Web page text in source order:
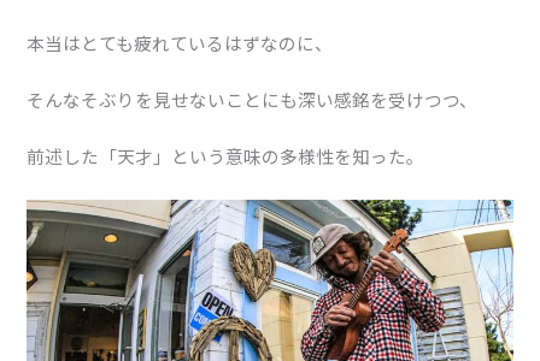
本当はとても疲れているはずなのに、
そんなそぶりを見せないことにも深い感銘を受けつつ、
前述した「天才」という意味の多様性を知った。